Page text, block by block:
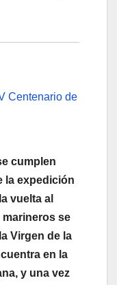
cumplen
la expedición
vuelta al
marineros se
Virgen de la
en la
y una vez